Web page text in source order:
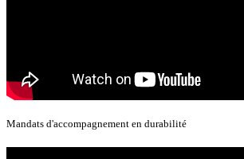
Mandats d'accompagnement en durabilité